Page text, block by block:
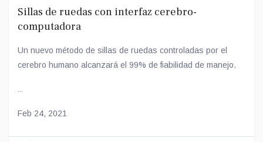
Sillas de ruedas con interfaz cerebro-
computadora
Un nuevo método de sillas de ruedas controladas por el
cerebro humano alcanzará el 99% de fiabilidad de manejo.
Feb 24, 2021